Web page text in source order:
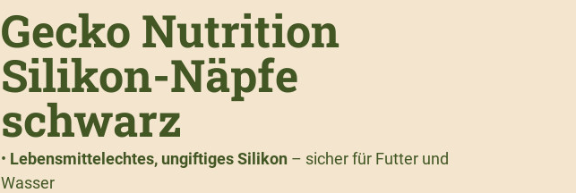
Gecko Nutrition
Silikon-Näpfe
schwarz
• Lebensmittelechtes, ungiftiges Silikon – sicher für Futter und
Wasser